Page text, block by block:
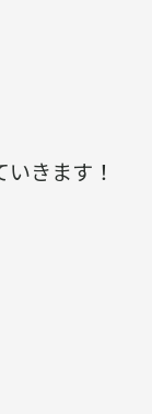
きます！